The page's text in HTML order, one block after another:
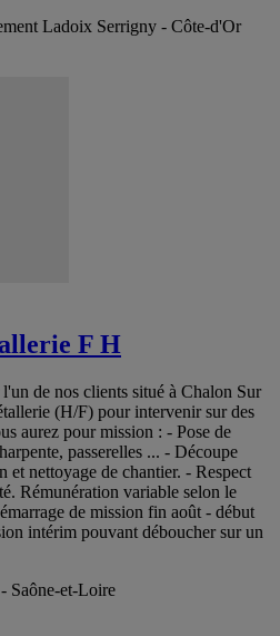
Ladoix Serrigny - Côte-d'Or
F H
de nos clients situé à Chalon Sur
(H/F) pour intervenir sur des
aurez pour mission : - Pose de
passerelles ... - Découpe
et nettoyage de chantier. - Respect
Rémunération variable selon le
de mission fin août - début
intérim pouvant déboucher sur un
Saône-et-Loire